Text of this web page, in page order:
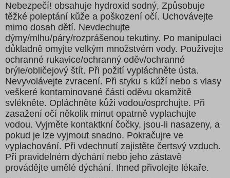
Nebezpečí! obsahuje hydroxid sodný, Způsobuje
těžké poleptání kůže a poškození očí. Uchovávejte
mimo dosah dětí. Nevdechujte
dýmy/mlhu/páry/rozprášenou tekutiny. Po manipulaci
důkladně omyjte velkým množstvém vody. Používejte
ochranné rukavice/ochranný oděv/ochranné
brýle/obličejový štít. Při požití vypláchněte ústa.
Nevyvolávejte zvracení. Při styku s kůží nebo s vlasy
veškeré kontaminované části oděvu okamžitě
svlékněte. Opláchněte kůži vodou/osprchujte. Při
zasažení očí několik minut opatrně vyplachujte
vodou. Vyjměte kontaktkní čočky, jsou-li nasazeny, a
pokud je lze vyjmout snadno. Pokračujre ve
vyplachování. Při vdechnutí zajistěte čertsvý vzduch.
Při pravidelném dýchání nebo jeho zástavě
provádějte umělé dýchání. Ihned přivolejte lékaře.